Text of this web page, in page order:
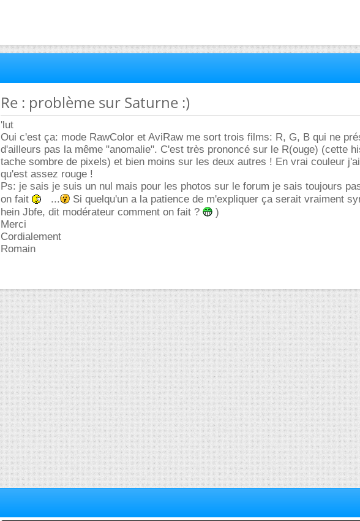
Re : problème sur Saturne :)
'lut
Oui c'est ça: mode RawColor et AviRaw me sort trois films: R, G, B qui ne
d'ailleurs pas la même "anomalie". C'est très prononcé sur le R(ouge) (cette
tache sombre de pixels) et bien moins sur les deux autres ! En vrai couleur
qu'est assez rouge !
Ps: je sais je suis un nul mais pour les photos sur le forum je sais toujours
on fait
...
Si quelqu'un a la patience de m'expliquer ça serait vraiment
hein Jbfe, dit modérateur comment on fait ?
)
Merci
Cordialement
Romain